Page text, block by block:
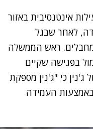
אינטנסיבית באזור
לאחר שבגל
מחבלים. ראש הממשלה
בפגישה שקיים
כי "ג'נין מספקת
העמידה